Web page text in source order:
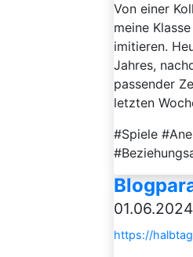
Von einer
meine
imitieren.
Jahres,
passender
letzten
#Spiele
https://